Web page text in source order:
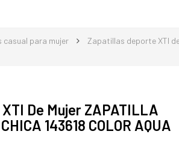
casual para mujer
Zapatillas deporte XTI
De Mujer ZAPATILLA
143618 COLOR AQUA